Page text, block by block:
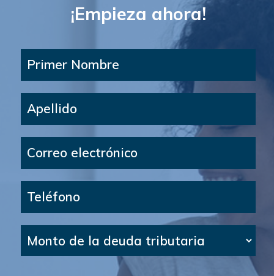
¡Empieza ahora!
Primer Nombre
Apellido
Correo electrónico
Teléfono
Monto de la deuda tributaria